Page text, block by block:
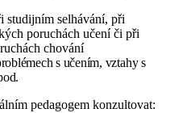
studijním selhávání, při
poruchách učení či při
chování
s učením, vztahy s
pedagogem konzultovat: